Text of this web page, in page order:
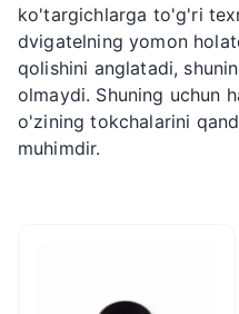
ko'targichlarga to'g'ri
dvigatelning yomon
qolishini anglatadi,
olmaydi. Shuning uchun
o'zining tokchalarini
muhimdir.